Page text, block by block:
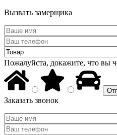
Вызвать замерщика
Пожалуйста, докажите, что вы
Заказать звонок